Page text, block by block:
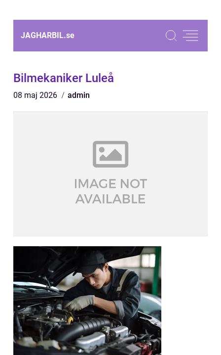
JAGHARBIL.se
Bilmekaniker Luleå
08 maj 2026 admin